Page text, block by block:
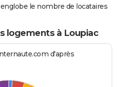
le nombre de locataires
logements à Loupiac
d'après